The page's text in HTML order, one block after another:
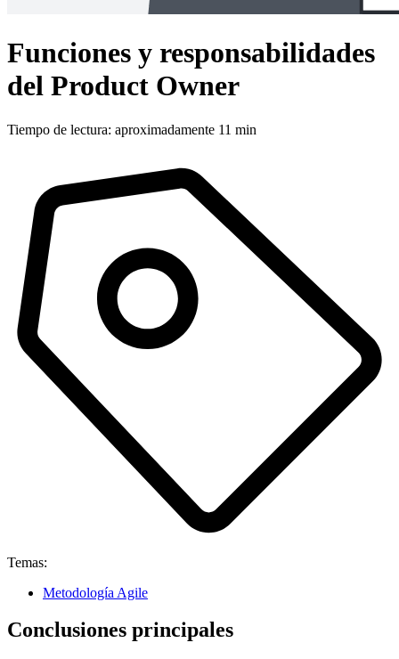
Funciones y responsabilidades
del Product Owner
Tiempo de lectura: aproximadamente 11 min
Temas:
Metodología Agile
Conclusiones principales